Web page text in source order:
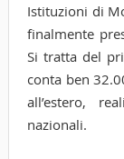
Istituzioni di
finalmente
Si tratta del
conta ben
all’estero,
nazionali.